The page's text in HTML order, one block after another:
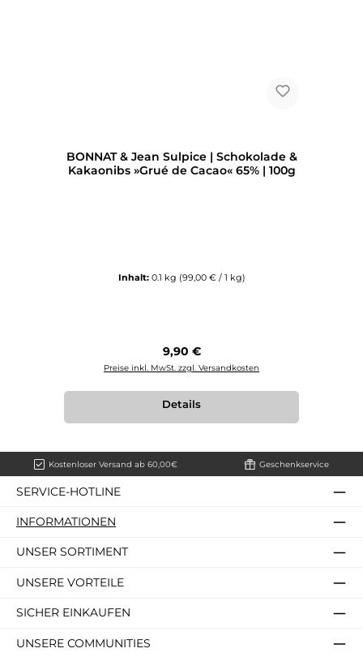
BONNAT & Jean Sulpice | Schokolade &
Kakaonibs »Grué de Cacao« 65% | 100g
Inhalt: 0.1 kg (99,00 € / 1 kg)
Regulärer Preis:
9,90 €
Preise inkl. MwSt. zzgl. Versandkosten
Details
Kostenloser Versand ab 60,00€ Geschenkservice
SERVICE-HOTLINE
INFORMATIONEN
UNSER SORTIMENT
UNSERE VORTEILE
SICHER EINKAUFEN
UNSERE COMMUNITIES